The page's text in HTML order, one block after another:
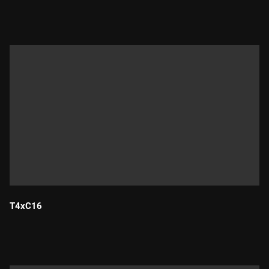
T4xC16